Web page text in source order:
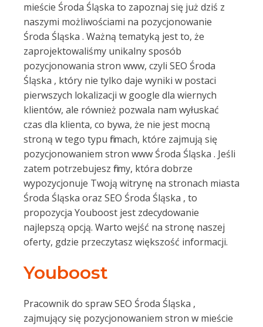
mieście Środa Śląska to zapoznaj się już dziś z
naszymi możliwościami na pozycjonowanie
Środa Śląska . Ważną tematyką jest to, że
zaprojektowaliśmy unikalny sposób
pozycjonowania stron www, czyli SEO Środa
Śląska , który nie tylko daje wyniki w postaci
pierwszych lokalizacji w google dla wiernych
klientów, ale również pozwala nam wyłuskać
czas dla klienta, co bywa, że nie jest mocną
stroną w tego typu firmach, które zajmują się
pozycjonowaniem stron www Środa Śląska . Jeśli
zatem potrzebujesz firmy, która dobrze
wypozycjonuje Twoją witrynę na stronach miasta
Środa Śląska oraz SEO Środa Śląska , to
propozycja Youboost jest zdecydowanie
najlepszą opcją. Warto wejść na stronę naszej
oferty, gdzie przeczytasz większość informacji.
Youboost
Pracownik do spraw SEO Środa Śląska ,
zajmujący się pozycjonowaniem stron w mieście